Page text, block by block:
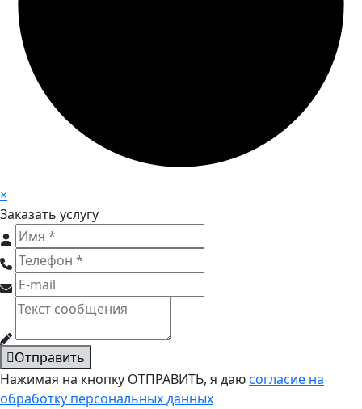
×
Заказать услугу
Отправить
Нажимая на кнопку ОТПРАВИТЬ, я даюсогласие на
обработку персональных данных